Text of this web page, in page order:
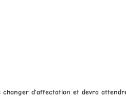
d'affectation et devra